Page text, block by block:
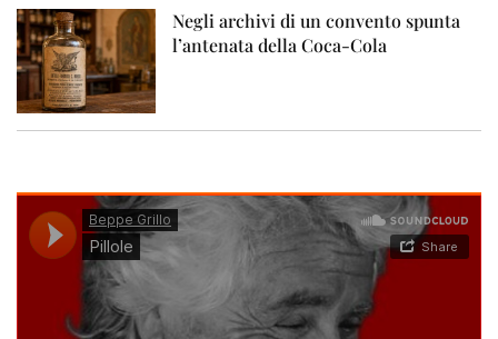
Negli archivi di un convento spunta
l’antenata della Coca-Cola